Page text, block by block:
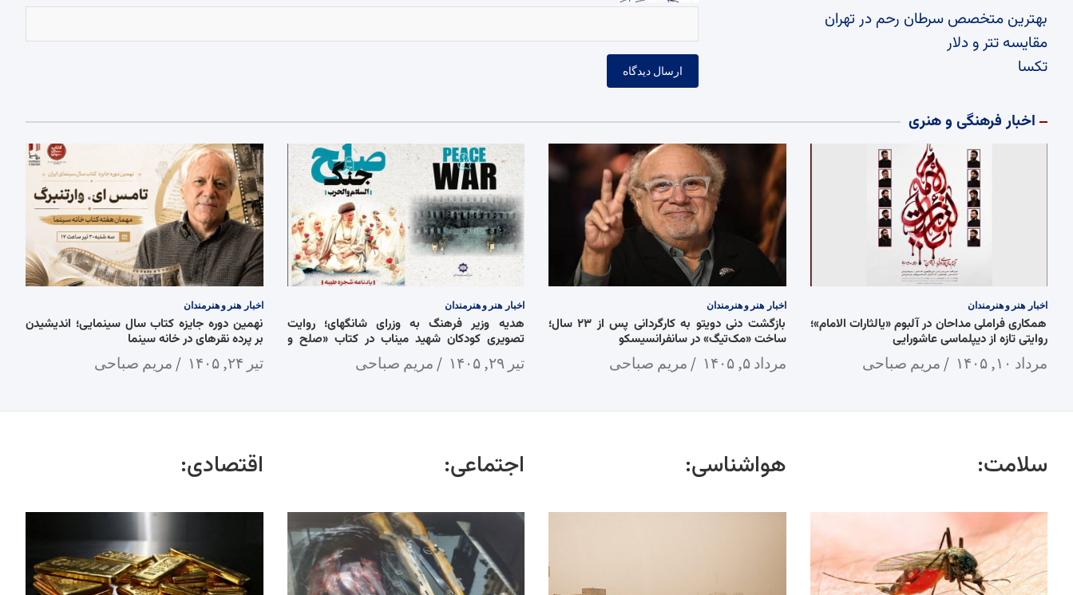
بهترین متخصص سرطان رحم در تهران
مقایسه تتر و دلار
تکسا
اخبار فرهنگی و هنری
اخبار هنر و هنرمندان
همکاری فراملی مداحان در آلبوم «یالثارات الامام»؛
روایتی تازه از دیپلماسی عاشورایی
مرداد ۱۰, ۱۴۰۵ مریم صباحی
اخبار هنر و هنرمندان
بازگشت دنی دویتو به کارگردانی پس از ۲۳ سال؛
ساخت «مک‌تیگ» در سانفرانسیسکو
مرداد ۵, ۱۴۰۵ مریم صباحی
اخبار هنر و هنرمندان
هدیه وزیر فرهنگ به وزرای شانگهای؛ روایت
تصویری کودکان شهید میناب در کتاب «صلح و
تیر ۲۹, ۱۴۰۵ مریم صباحی
اخبار هنر و هنرمندان
نهمین دوره جایزه کتاب سال سینمایی؛ اندیشیدن
بر پرده نقرهای در خانه سینما
تیر ۲۴, ۱۴۰۵ مریم صباحی
سلامت: هواشناسی: اجتماعی: اقتصادی: